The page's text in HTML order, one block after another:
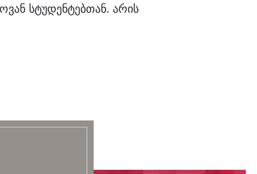
სტუდენტებთან. არის